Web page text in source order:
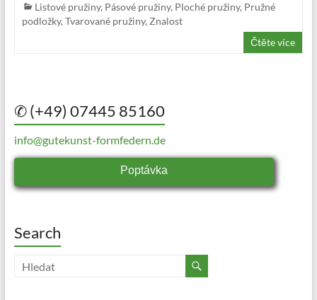
Listové pružiny, Pásové pružiny, Ploché pružiny, Pružné
podložky, Tvarované pružiny, Znalost
Čtěte více
✆ (+49) 07445 85160
info@gutekunst-formfedern.de
Poptávka
Search